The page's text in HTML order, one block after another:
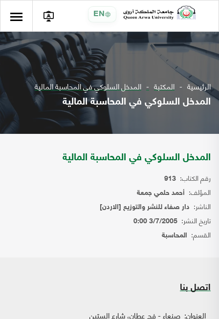
EN
الرئيسية المكتبة المدخل السلوكي في المحاسبة المالية
المدخل السلوكي في المحاسبة المالية
المدخل السلوكي في المحاسبة المالية
رقم الكتاب: 913
المؤلف: أحمد حلمي جمعة
الناشر: دار صفاء للنشر والتوزيع [الاردن]
تاريخ النشر: 3/7/2005 0:00
القسم: المحاسبة
اتصل بنا
العنوان: صنعاء - فج عطان، شارع الستين